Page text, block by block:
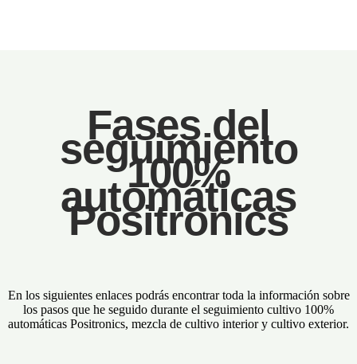
Fases del
seguimiento
100%
automáticas
Positronics
En los siguientes enlaces podrás encontrar toda la información sobre
los pasos que he seguido durante el seguimiento cultivo 100%
automáticas Positronics, mezcla de cultivo interior y cultivo exterior.